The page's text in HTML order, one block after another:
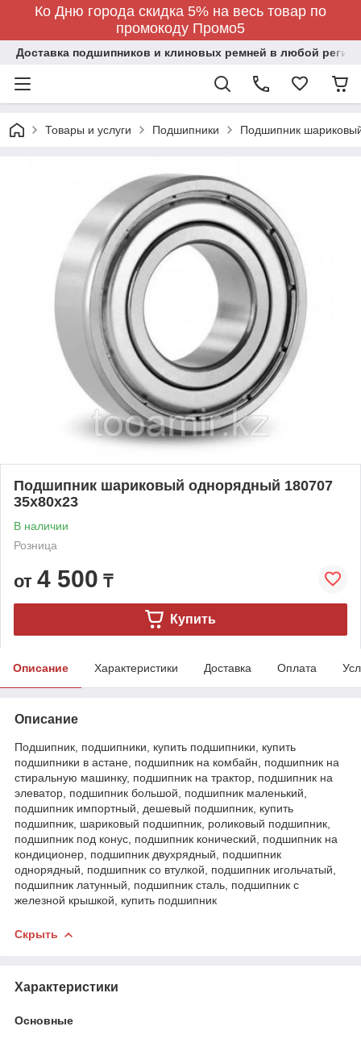
Ко Дню города скидка 5% на весь товар по
промокоду Промо5
Доставка подшипников и клиновых ремней в любой регион
Товары и услуги Подшипники Подшипник
Подшипник шариковый однорядный 180707
35x80x23
В наличии
Розница
от 4 500 ₸
Купить
Описание Характеристики Доставка Оплата
Описание
Подшипник, подшипники, купить подшипники, купить
подшипники в астане, подшипник на комбайн, подшипник на
стиральную машинку, подшипник на трактор, подшипник на
элеватор, подшипник большой, подшипник маленький,
подшипник импортный, дешевый подшипник, купить
подшипник, шариковый подшипник, роликовый подшипник,
подшипник под конус, подшипник конический, подшипник на
кондиционер, подшипник двухрядный, подшипник
однорядный, подшипник со втулкой, подшипник игольчатый,
подшипник латунный, подшипник сталь, подшипник с
железной крышкой, купить подшипник
Скрыть
Характеристики
Основные